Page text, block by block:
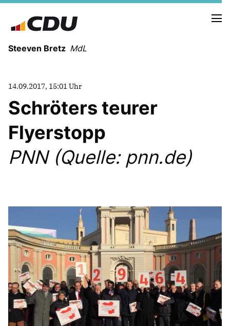
Steeven Bretz MdL
WAHLKREISBESUCHE
PRESSEFOTOS
MEIN BÜRGERBÜRO
ZIELE
Redebeiträge
Anträge CDU
Kleine Anfragen
CDU Deutschland
CDU Fraktion im Brandenburger Landtag
CDU Brandenburg
CDU Potsdam
14.09.2017, 15:01 Uhr
Schröters teurer
Flyerstopp
PNN (Quelle: pnn.de)